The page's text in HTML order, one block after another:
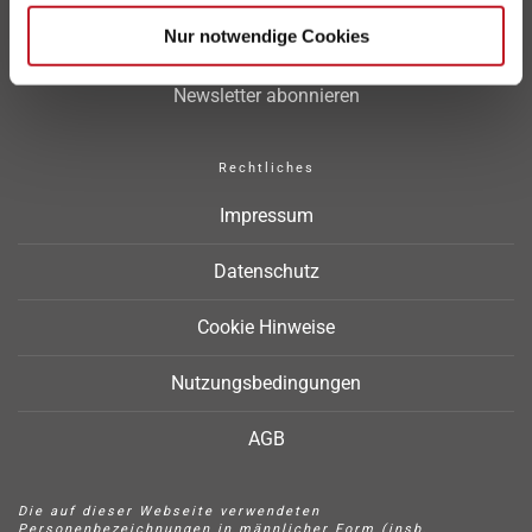
Nur notwendige Cookies
Sitemap
Newsletter abonnieren
Rechtliches
Impressum
Datenschutz
Cookie Hinweise
Nutzungsbedingungen
AGB
Die auf dieser Webseite verwendeten